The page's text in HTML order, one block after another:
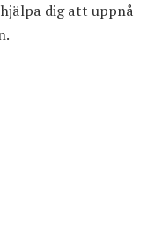
dig att uppnå